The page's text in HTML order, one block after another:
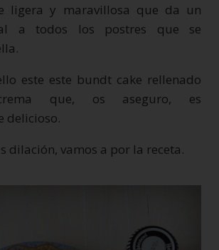
ligera y maravillosa que da un
a todos los postres que se
este este bundt cake rellenado
que, os aseguro, es
delicioso.
dilación, vamos a por la receta.